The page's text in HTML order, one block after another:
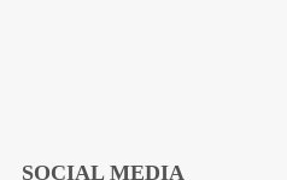
SOCIAL MEDIA